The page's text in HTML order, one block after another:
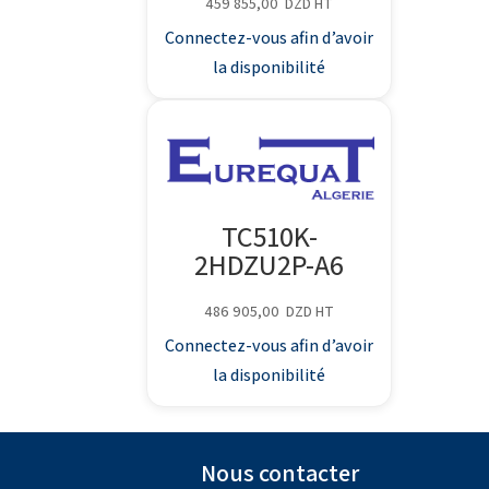
Connectez-vous afin d’avoir
la disponibilité
TC510K-
2HDZU2P-A6
486 905,00 DZD HT
Connectez-vous afin d’avoir
la disponibilité
Nous contacter